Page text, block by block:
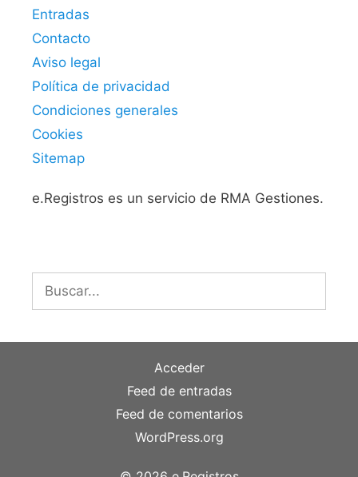
Entradas
Contacto
Aviso legal
Política de privacidad
Condiciones generales
Cookies
Sitemap
e.Registros es un servicio de RMA Gestiones.
Buscar:
Acceder
Feed de entradas
Feed de comentarios
WordPress.org